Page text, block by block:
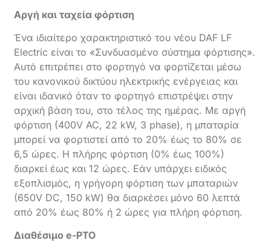
Αργή και ταχεία φόρτιση
Ένα ιδιαίτερο χαρακτηριστικό του νέου DAF LF
Electric είναι το «Συνδυασμένο σύστημα φόρτισης».
Αυτό επιτρέπει στο φορτηγό να φορτίζεται μέσω
του κανονικού δικτύου ηλεκτρικής ενέργειας και
είναι ιδανικό όταν το φορτηγό επιστρέψει στην
αρχική βάση του, στο τέλος της ημέρας. Με αργή
φόρτιση (400V AC, 22 kW, 3 phase), η μπαταρία
μπορεί να φορτιστεί από το 20% έως το 80% σε
6,5 ώρες. Η πλήρης φόρτιση (0% έως 100%)
διαρκεί έως και 12 ώρες. Εάν υπάρχει ειδικός
εξοπλισμός, η γρήγορη φόρτιση των μπαταριών
(650V DC, 150 kW) θα διαρκέσει μόνο 60 λεπτά
από 20% έως 80% ή 2 ώρες για πλήρη φόρτιση.
Διαθέσιμοe-PTO